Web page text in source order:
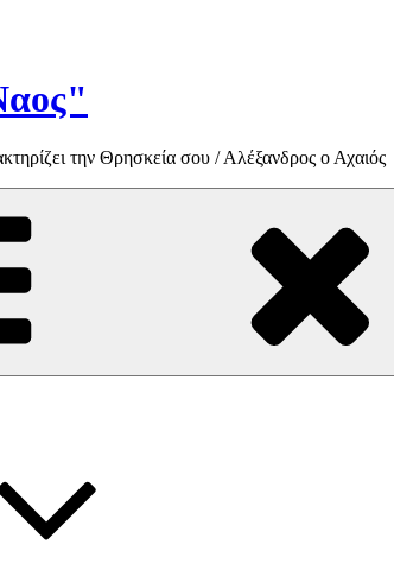
την Θρησκεία σου / Αλέξανδρος ο Αχαιός